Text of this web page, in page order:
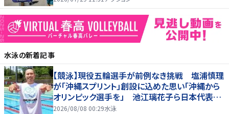
水泳の新着記事
【競泳】現役五輪選手が前例なき挑戦 塩浦慎理
が「沖縄スプリント」創設に込めた思い「沖縄から
オリンピック選手を」 池江璃花子ら日本代表も
参戦
2026/08/08 00:29水泳